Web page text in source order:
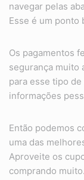
navegar pelas
Esse é um ponto
Os pagamentos
segurança muito
para esse tipo
informações
Então podemos
uma das
Aproveite os
comprando muito.